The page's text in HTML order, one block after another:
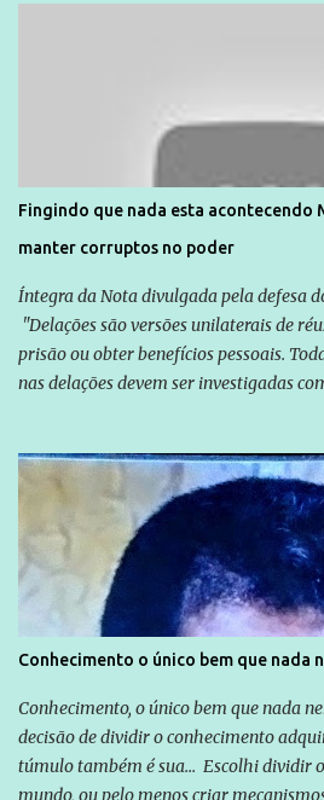
são vítimas de violência, estão em
direitos violados. Leia mais: Anistia
solução do caso Amarildo - Terra Brasil
Fingindo que nada esta acontecendo
manter corruptos no poder
Íntegra da Nota divulgada pela defesa
"Delações são versões unilaterais de
prisão ou obter benefícios pessoais.
nas delações devem ser investigadas
Globo manteve com o Grupo
Emílio Odebrecht. Lula sempre atuou
exterior, e não para promover
empresários" Assina a nota o
Conhecimento o único bem que nada
Conhecimento, o único bem que nada
decisão de dividir o conhecimento
túmulo também é sua... Escolhi dividir
mundo, ou pelo menos criar